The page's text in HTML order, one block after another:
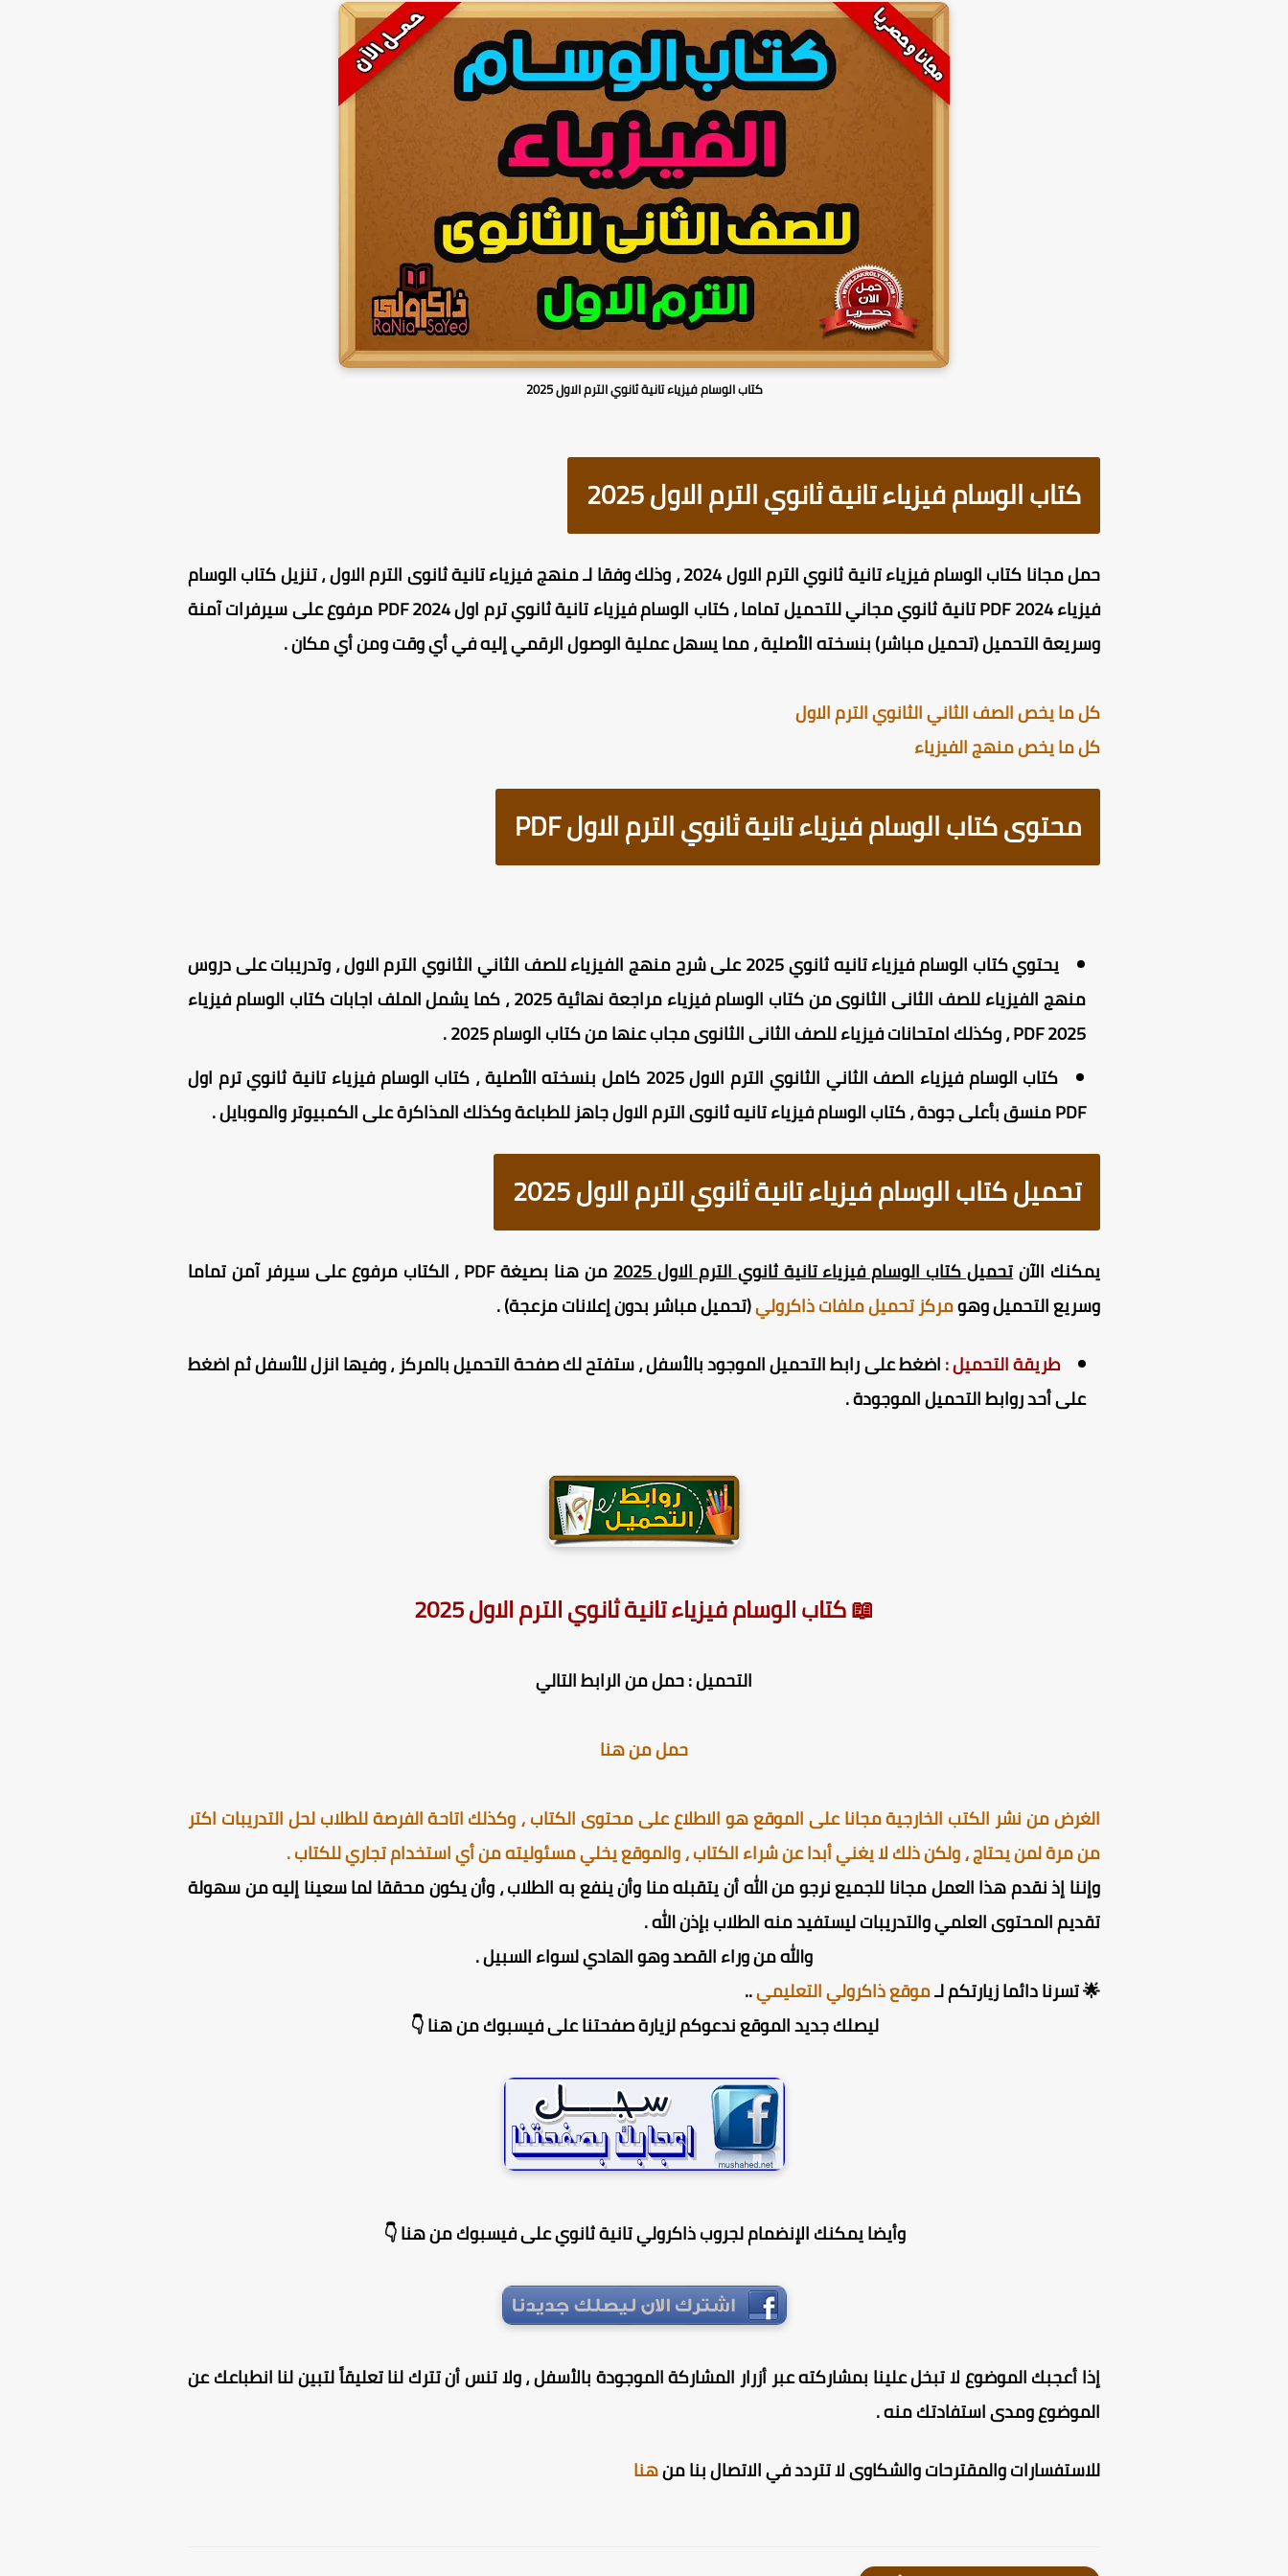
كتاب الوسام فيزياء تانية ثانوي الترم الاول 2025
كتاب الوسام فيزياء تانية ثانوي الترم الاول 2025
حمل مجانا كتاب الوسام فيزياء تانية ثانوي الترم الاول 2024 ، وذلك وفقا لـ منهج فيزياء تانية ثانوى الترم الاول ، تنزيل كتاب الوسام
فيزياء 2024 PDF تانية ثانوي مجاني للتحميل تماما ، كتاب الوسام فيزياء تانية ثانوي ترم اول PDF 2024 مرفوع على سيرفرات آمنة
وسريعة التحميل (تحميل مباشر) بنسخته الأصلية ، مما يسهل عملية الوصول الرقمي إليه في أي وقت ومن أي مكان .
كل ما يخص الصف الثاني الثانوي الترم الاول
كل ما يخص منهج الفيزياء
محتوى كتاب الوسام فيزياء تانية ثانوي الترم الاول PDF
يحتوي كتاب الوسام فيزياء تانيه ثانوي 2025 على شرح منهج الفيزياء للصف الثاني الثانوي الترم الاول ، وتدريبات على دروس
منهج الفيزياء للصف الثانى الثانوى من كتاب الوسام فيزياء مراجعة نهائية 2025 ، كما يشمل الملف اجابات كتاب الوسام فيزياء
2025 PDF ، وكذلك امتحانات فيزياء للصف الثانى الثانوى مجاب عنها من كتاب الوسام 2025 .
كتاب الوسام فيزياء الصف الثاني الثانوي الترم الاول 2025 كامل بنسخته الأصلية ، كتاب الوسام فيزياء تانية ثانوي ترم اول
PDF منسق بأعلى جودة ، كتاب الوسام فيزياء تانيه ثانوى الترم الاول جاهز للطباعة وكذلك المذاكرة على الكمبيوتر والموبايل .
تحميل كتاب الوسام فيزياء تانية ثانوي الترم الاول 2025
يمكنك الآنتحميل كتاب الوسام فيزياء تانية ثانوي الترم الاول 2025
من هنا بصيغة PDF ، الكتاب مرفوع على سيرفر آمن تماما
وسريع التحميل وهومركز تحميل ملفات ذاكرولي(تحميل مباشر بدون إعلانات مزعجة) .
طريقة التحميل :اضغط على رابط التحميل الموجود بالأسفل ، ستفتح لك صفحة التحميل بالمركز ، وفيها انزل للأسفل ثم اضغط
على أحد روابط التحميل الموجودة .
📖 كتاب الوسام فيزياء تانية ثانوي الترم الاول 2025
التحميل : حمل من الرابط التالي
حمل من هنا
الغرض من نشر الكتب الخارجية مجانا على الموقع هو الاطلاع على محتوى الكتاب ⸲ وكذلك اتاحة الفرصة للطلاب لحل التدريبات اكتر
من مرة لمن يحتاج ⸲ ولكن ذلك لا يغني أبدا عن شراء الكتاب ⸲ والموقع يخلي مسئوليته من أي استخدام تجاري للكتاب .
وإننا إذ نقدم هذا العمل مجانا للجميع نرجو من الله أن يتقبله منا وأن ينفع به الطلاب ، وأن يكون محققا لما سعينا إليه من سهولة
تقديم المحتوى العلمي والتدريبات ليستفيد منه الطلاب بإذن الله .
والله من وراء القصد وهو الهادي لسواء السبيل .
🌟 تسرنا دائما زيارتكم لـموقع ذاكرولي التعليمي..
ليصلك جديد الموقع ندعوكم لزيارة صفحتنا على فيسبوك من هنا 👇
وأيضا يمكنك الإنضمام لجروب ذاكرولي تانية ثانوي على فيسبوك من هنا 👇
إذا أعجبك الموضوع لا تبخل علينا بمشاركته عبر أزرار المشاركة الموجودة بالأسفل ، ولا تنس أن تترك لنا تعليقاً لتبين لنا انطباعك عن
الموضوع ومدى استفادتك منه .
للاستفسارات والمقترحات والشكاوى لا تتردد في الاتصال بنا منهنا